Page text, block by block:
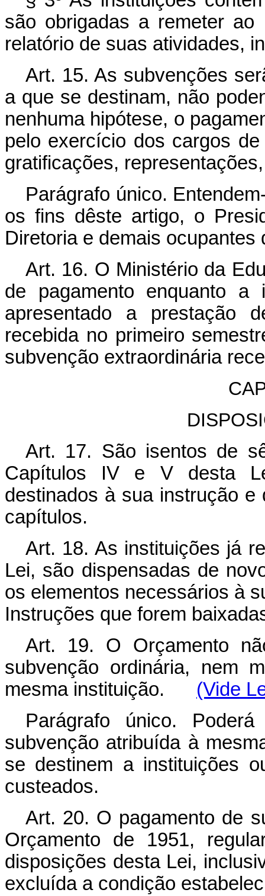
são obrigadas a remeter
relatório de suas atividades,
Art. 15. As subvenções
a que se destinam, não
nenhuma hipótese, o
pelo exercício dos cargos
gratificações,
Parágrafo único.
os fins dêste artigo, o
Diretoria e demais ocupantes
Art. 16. O Ministério da
de pagamento enquanto a
apresentado a prestação
recebida no primeiro
subvenção extraordinária
Art. 17. São isentos de
Capítulos IV e V desta
destinados à sua instrução
capítulos.
Art. 18. As instituições já
Lei, são dispensadas de
os elementos necessários à
Instruções que forem
Art. 19. O Orçamento
subvenção ordinária, nem
mesma instituição. (Vide
Parágrafo único.
subvenção atribuída à
se destinem a instituições
custeados.
Art. 20. O pagamento de
Orçamento de 1951,
disposições desta Lei,
excluída a condição